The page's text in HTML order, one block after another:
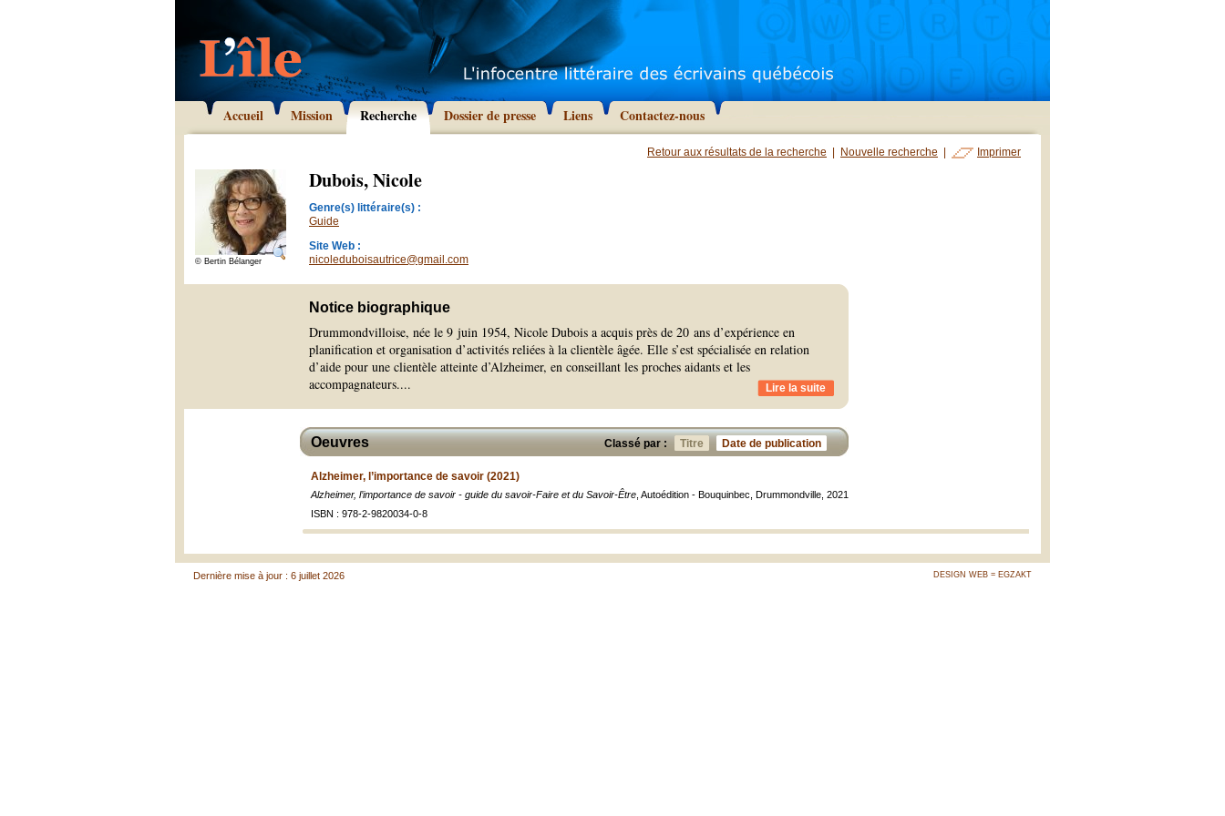
Accueil Mission Recherche Dossier de presse Liens Contactez-nous
Retour aux résultats de la recherche Nouvelle recherche Imprimer
© Bertin Bélanger
Dubois, Nicole
Genre(s) littéraire(s) :
Guide
Site Web :
nicoleduboisautrice@gmail.com
Notice biographique
Drummondvilloise, née le 9 juin 1954, Nicole Dubois a acquis près de 20 ans d’expérience en
planification et organisation d’activités reliées à la clientèle âgée. Elle s’est spécialisée en relation
d’aide pour une clientèle atteinte d’Alzheimer, en conseillant les proches aidants et les
accompagnateurs.... Lire la suite
Classé par : Titre Date de publication
Oeuvres
Alzheimer, l’importance de savoir (2021)
Alzheimer, l’importance de savoir - guide du savoir-Faire et du Savoir-Être , Autoédition - Bouquinbec, Drummondville, 2021
ISBN : 978-2-9820034-0-8
DESIGN WEB = EGZAKT
Dernière mise à jour : 6 juillet 2026